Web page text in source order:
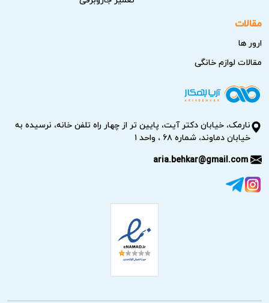
مقالات
ارور ها
مقالات لوازم خانگی
نارمک، خیابان دکتر آیت، پایین تر از چهار راه تلفن خانه، نرسیده به
خیابان دماوند، شماره ۶۸ ، واحد ۱
aria.behkar@gmail.com